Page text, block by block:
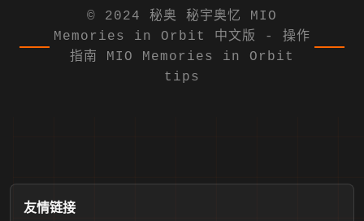
© 2024 秘奥 秘宇奥忆 MIO
Memories in Orbit 中文版 - 操作
指南 MIO Memories in Orbit
tips
友情链接